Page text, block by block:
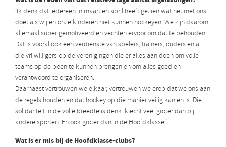
‘Ik denk dat iedereen in maart en april heeft gezien wat het met ons
doet als wij en onze kinderen niet kunnen hockeyen. We zijn daarom
allemaal super gemotiveerd en vechten ervoor om dat te behouden.
Dat is vooral ook een verdienste van spelers, trainers, ouders en al
die vrijwilligers op de verenigingen die er alles aan doen om volle
teams op de been te kunnen brengen en om alles goed en
verantwoord te organiseren.
Daarnaast vertrouwen we elkaar, vertrouwen we erop dat we ons aan
de regels houden en dat hockey op die manier veilig kan en is. Die
solidariteit in de volle breedte is denk ik echt veel groter dan bij
andere sporten. En ook groter dan in de Hoofdklasse.’
Wat is er mis bij de Hoofdklasse-clubs?